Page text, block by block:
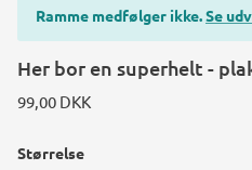
Ramme medfølger ikke.Se
Her bor en superhelt -
99,00 DKK
Størrelse